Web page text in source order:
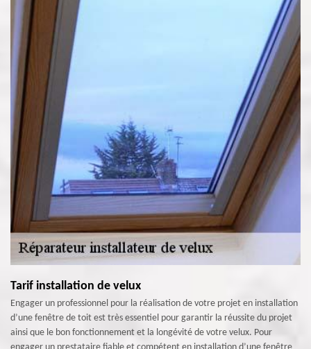
Tarif installation de velux
Engager un professionnel pour la réalisation de votre projet en installation
d’une fenêtre de toit est très essentiel pour garantir la réussite du projet
ainsi que le bon fonctionnement et la longévité de votre velux. Pour